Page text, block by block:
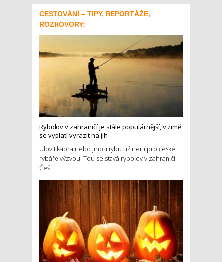
CESTOVÁNÍ – TIPY, REPORTÁŽE,
ROZHOVORY:
Rybolov v zahraničí je stále populárnější, v zimě
se vyplatí vyrazit na jih
Ulovit kapra nebo jinou rybu už není pro české
rybáře výzvou. Tou se stává rybolov v zahraničí.
Češ...